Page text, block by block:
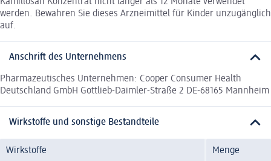
werden. Bewahren Sie dieses Arzneimittel für Kinder unzugänglich
auf.
Anschrift des Unternehmens
Pharmazeutisches Unternehmen: Cooper Consumer Health
Deutschland GmbH Gottlieb-Daimler-Straße 2 DE-68165 Mannheim
Wirkstoffe und sonstige Bestandteile
Wirkstoffe Menge